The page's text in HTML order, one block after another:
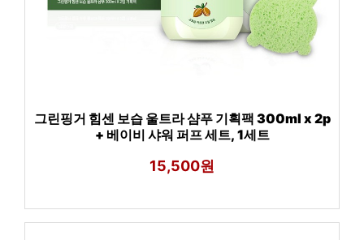
그린핑거 힘센 보습 울트라 샴푸 기획팩 300ml x 2p
+ 베이비 샤워 퍼프 세트, 1세트
15,500원